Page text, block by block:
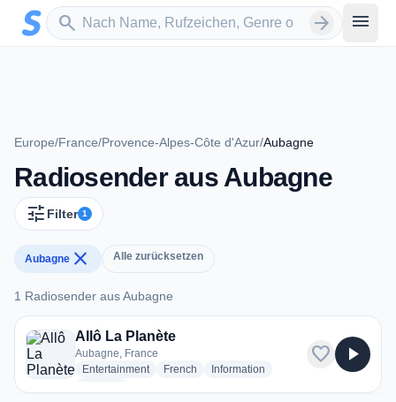
Zum Hauptinhalt springen
search
Sender suchen arrow_forward menu
Europe/France/Provence-Alpes-Côte d'Azur/Aubagne
Radiosender aus Aubagne
tune Filter 1
Aubagne close Alle zurücksetzen
1 Radiosender aus Aubagne
1 Radiosender aus Aubagne
Allô La Planète
Aubagne, France
Entertainmentradio stations
French radio stations
Information
favorite play_arrow